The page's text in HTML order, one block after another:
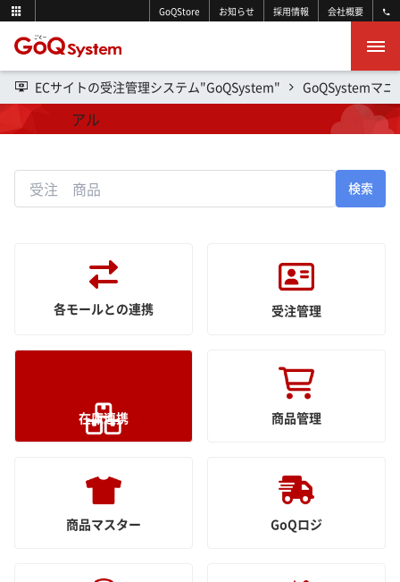
GoQStore お知らせ 採用情報 会社概要
ECサイトの受注管理システム"GoQSystem" GoQSystemマニ
操作マニュアル
検索
各モールとの連携 受注管理
在庫連携 商品管理
商品マスター GoQロジ